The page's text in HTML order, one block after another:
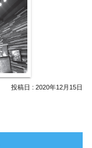
2020年12月15日